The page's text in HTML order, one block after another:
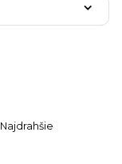
Najdrahšie